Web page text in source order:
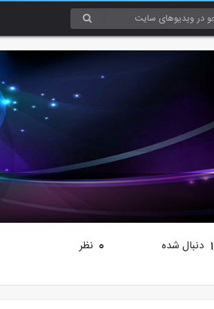
1 دنبال شده 0 نظر